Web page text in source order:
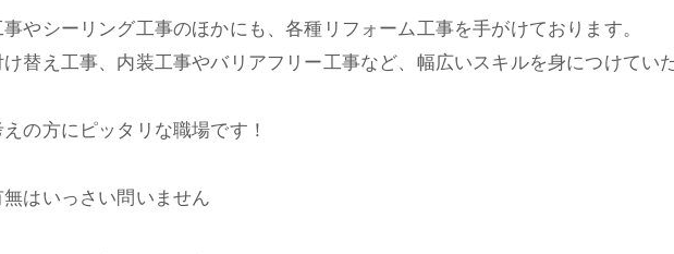
やシーリング工事のほかにも、各種リフォーム工事を手がけております。
替え工事、内装工事やバリアフリー工事など、幅広いスキルを身につけてい
の方にピッタリな職場です！
はいっさい問いません